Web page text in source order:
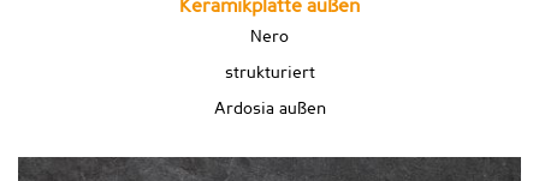
Keramikplatte außen
Nero
strukturiert
Ardosia außen